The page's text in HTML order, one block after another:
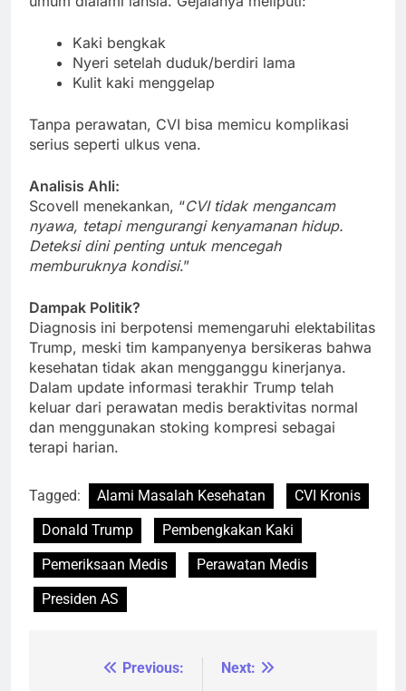
Kaki bengkak
Nyeri setelah duduk/berdiri lama
Kulit kaki menggelap
Tanpa perawatan, CVI bisa memicu komplikasi
serius seperti ulkus vena.
Analisis Ahli:
Scovell menekankan, “CVI tidak mengancam
nyawa, tetapi mengurangi kenyamanan hidup.
Deteksi dini penting untuk mencegah
memburuknya kondisi.”
Dampak Politik?
Diagnosis ini berpotensi memengaruhi elektabilitas
Trump, meski tim kampanyenya bersikeras bahwa
kesehatan tidak akan mengganggu kinerjanya.
Dalam update informasi terakhir Trump telah
keluar dari perawatan medis beraktivitas normal
dan menggunakan stoking kompresi sebagai
terapi harian.
Tagged: Alami Masalah Kesehatan
CVI Kronis
Donald Trump
Pembengkakan Kaki
Pemeriksaan Medis
Perawatan Medis
Presiden AS
NavigasiPrevious:
Next: